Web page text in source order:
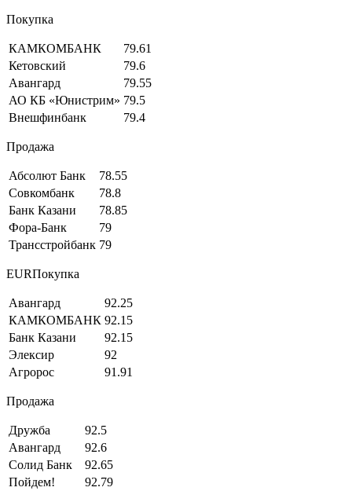
Покупка
КАМКОМБАНК
79.61
Кетовский
79.6
Авангард
79.55
АО КБ «Юнистрим» 79.5
Внешфинбанк
79.4
Продажа
Абсолют Банк
78.55
Совкомбанк
78.8
Банк Казани
78.85
Фора-Банк
79
Трансстройбанк 79
EURПокупка
Авангард
92.25
КАМКОМБАНК 92.15
Банк Казани
92.15
Элексир
92
Агророс
91.91
Продажа
Дружба
92.5
Авангард
92.6
Солид Банк
92.65
Пойдем!
92.79